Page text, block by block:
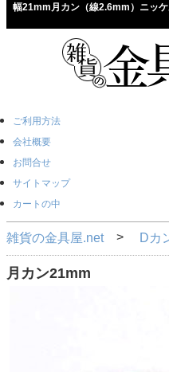
幅21mm月カン（線2.6mm）ニッ
ご利用方法
会社概要
お問合せ
サイトマップ
カートの中
雑貨の金具屋.net Dカ
月カン21mm